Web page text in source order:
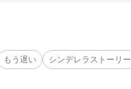
もう遅い シンデレラストーリー